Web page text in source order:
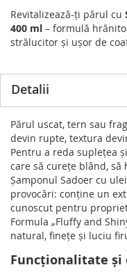
Revitalizează-ți părul cu
400 ml – formulă
strălucitor şi ușor de
Detalii
Părul uscat, tern sau
devin rupte, textura
Pentru a reda supleţea
care să cureţe blând, să
Șamponul Sadoer cu
provocări: conţine un
cunoscut pentru
Formula „Fluffy and
natural, fineţe şi luciu
Funcționalitate și